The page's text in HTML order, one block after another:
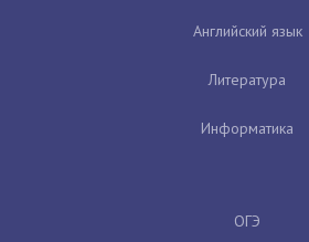
Английский язык
Литература
Информатика
ОГЭ